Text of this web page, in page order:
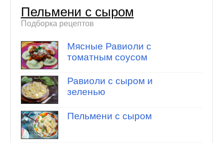
Пельмени с сыром
Подборка рецептов
Мясные Равиоли с
томатным соусом
Равиоли с сыром и
зеленью
Пельмени с сыром